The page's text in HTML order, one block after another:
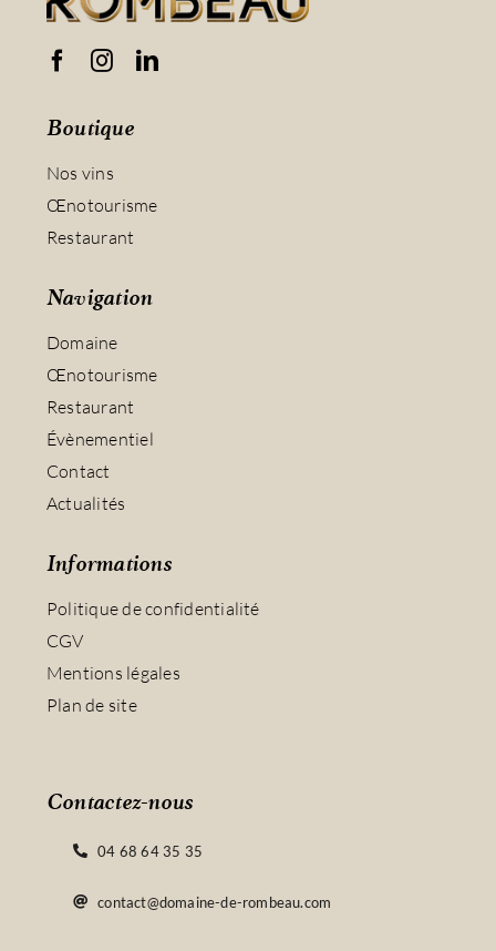
Boutique
Nos vins
Œnotourisme
Restaurant
Navigation
Domaine
Œnotourisme
Restaurant
Évènementiel
Contact
Actualités
Informations
Politique de confidentialité
CGV
Mentions légales
Plan de site
Contactez-nous
04 68 64 35 35
contact@domaine-de-rombeau.com